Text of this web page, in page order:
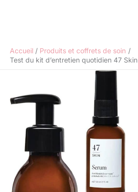
Accueil
Produits et coffrets de soin
Test du kit d’entretien quotidien 47 Skin